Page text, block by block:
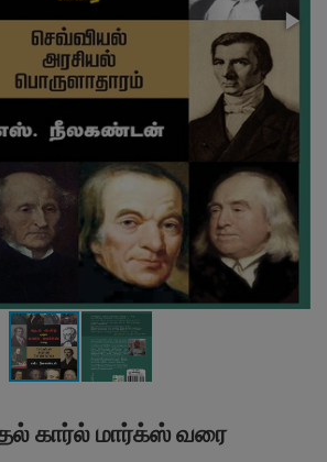
கார்ல் மார்க்ஸ் வரை